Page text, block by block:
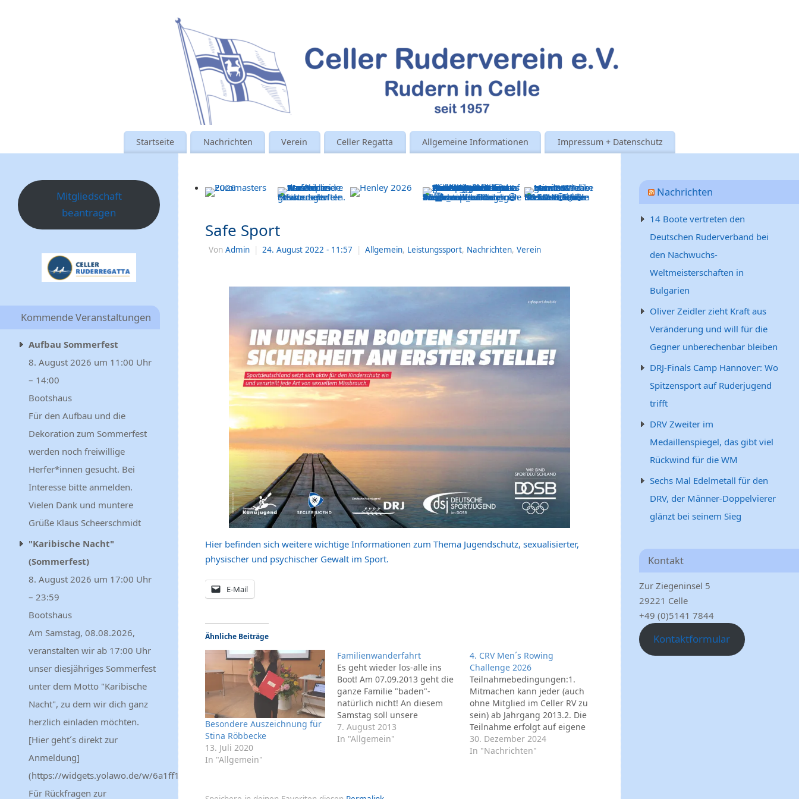
Startseite Nachrichten Verein Celler Regatta Allgemeine Informationen Impressum + Datenschutz
Safe Sport
Von Admin | 24. August 2022 - 11:57 | Allgemein, Leistungssport, Nachrichten, Verein
Hier befinden sich weitere wichtige Informationen zum Thema Jugendschutz, sexualisierter,
physischer und psychischer Gewalt im Sport.
E-Mail
Ähnliche Beiträge
Besondere Auszeichnung für
Stina Röbbecke
13. Juli 2020
In "Allgemein"
Familienwanderfahrt
Es geht wieder los-alle ins
Boot! Am 07.09.2013 geht die
ganze Familie "baden"-
natürlich nicht! An diesem
Samstag soll unsere
Familienwanderfahrt über die
Aller laufen. Start ist um 8.30
7. August 2013
In "Allgemein"
4. CRV Men´s Rowing
Challenge 2026
Teilnahmebedingungen:1.
Mitmachen kann jeder (auch
ohne Mitglied im Celler RV zu
sein) ab Jahrgang 2013.2. Die
Teilnahme erfolgt auf eigene
Gefahr und gesundheitliches
Risiko. Eine
30. Dezember 2024
In "Nachrichten"
Mitgliedschaft
beantragen
Kommende Veranstaltungen
Aufbau Sommerfest
8. August 2026 um 11:00 Uhr
– 14:00
Bootshaus
Für den Aufbau und die
Dekoration zum Sommerfest
werden noch freiwillige
Herfer*innen gesucht. Bei
Interesse bitte anmelden.
Vielen Dank und muntere
Grüße Klaus Scheerschmidt
"Karibische Nacht"
(Sommerfest)
8. August 2026 um 17:00 Uhr
– 23:59
Bootshaus
Am Samstag, 08.08.2026,
veranstalten wir ab 17:00 Uhr
unser diesjähriges Sommerfest
unter dem Motto "Karibische
Nacht", zu dem wir dich ganz
herzlich einladen möchten.
[Hier geht´s direkt zur
Anmeldung]
(https://widgets.yolawo.de/w/6a1ff13bc8855cc70a53f342)!
Für Rückfragen zur
Nachrichten
14 Boote vertreten den
Deutschen Ruderverband bei
den Nachwuchs-
Weltmeisterschaften in
Bulgarien
Oliver Zeidler zieht Kraft aus
Veränderung und will für die
Gegner unberechenbar bleiben
DRJ-Finals Camp Hannover: Wo
Spitzensport auf Ruderjugend
trifft
DRV Zweiter im
Medaillenspiegel, das gibt viel
Rückwind für die WM
Sechs Mal Edelmetall für den
DRV, der Männer-Doppelvierer
glänzt bei seinem Sieg
Kontakt
Zur Ziegeninsel 5
29221 Celle
+49 (0)5141 7844
Kontaktformular